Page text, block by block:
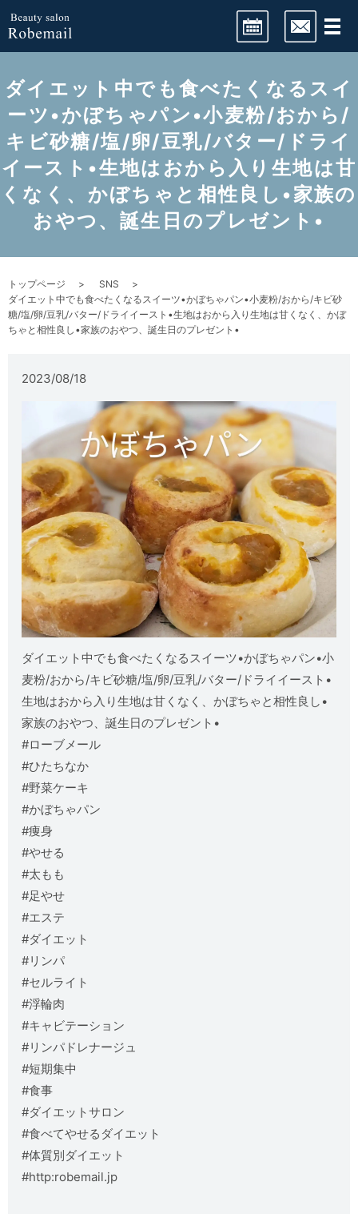
ネット予約
ダイエット中でも食べたくなるスイ
ーツ•かぼちゃパン•小麦粉/おから/
キビ砂糖/塩/卵/豆乳/バター/ドライ
イースト•️生地はおから入り️生地は甘
くなく、かぼちゃと相性良し•家族の
おやつ、誕生日のプレゼント•
トップページ
SNS
ダイエット中でも食べたくなるスイーツ•かぼちゃパン•小麦粉/おから/キビ砂
糖/塩/卵/豆乳/バター/ドライイースト•️生地はおから入り️生地は甘くなく、かぼ
ちゃと相性良し•家族のおやつ、誕生日のプレゼント•
2023/08/18
ダイエット中でも食べたくなるスイーツ•かぼちゃパン•小
麦粉/おから/キビ砂糖/塩/卵/豆乳/バター/ドライイースト•️
生地はおから入り️生地は甘くなく、かぼちゃと相性良し•
家族のおやつ、誕生日のプレゼント•
#ローブメール
#ひたちなか
#野菜ケーキ
#かぼちゃパン
#痩身
#やせる
#太もも
#足やせ
#エステ
#ダイエット
#リンパ
#セルライト
#浮輪肉
#キャビテーション
#リンパドレナージュ
#短期集中
#食事
#ダイエットサロン
#食べてやせるダイエット
#体質別ダイエット
#http:robemail.jp